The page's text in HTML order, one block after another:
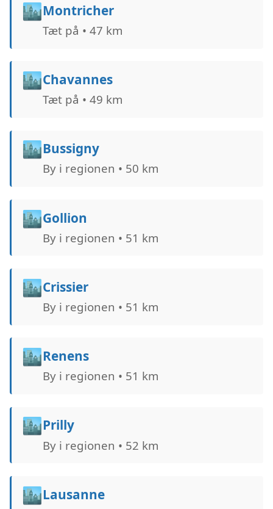
🏙️Montricher
Tæt på • 47 km
🏙️Chavannes
Tæt på • 49 km
🏙️Bussigny
By i regionen • 50 km
🏙️Gollion
By i regionen • 51 km
🏙️Crissier
By i regionen • 51 km
🏙️Renens
By i regionen • 51 km
🏙️Prilly
By i regionen • 52 km
🏙️Lausanne